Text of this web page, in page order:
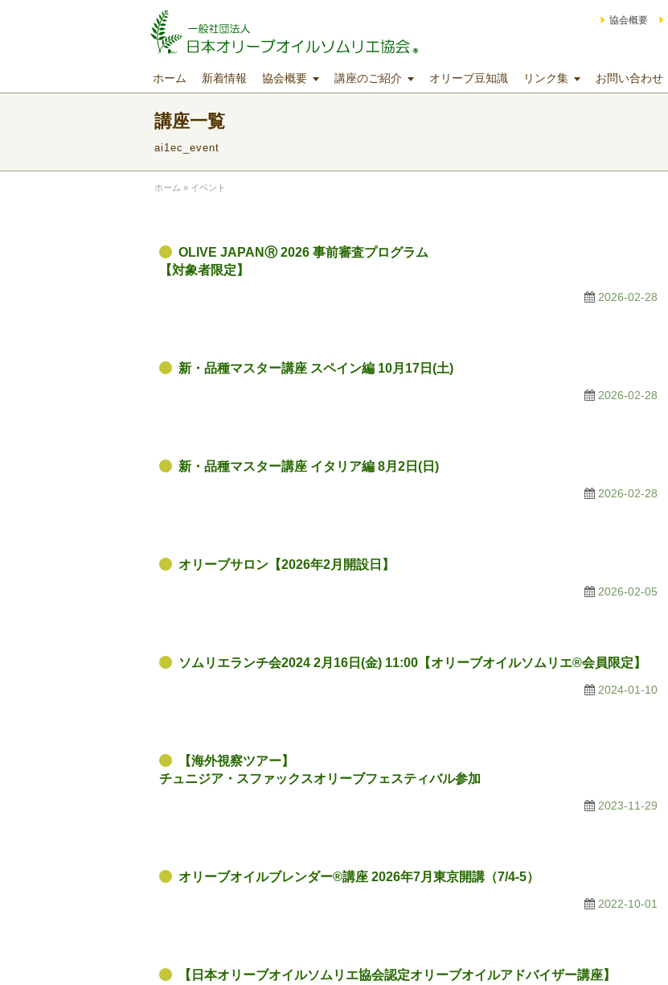
協会概要
ホーム 新着情報 協会概要 講座のご紹介 オリーブ豆知識 リンク集 お問い合わせ
講座一覧
ai1ec_event
ホーム » イベント
OLIVE JAPANⓇ 2026 事前審査プログラム
【対象者限定】
2026-02-28
新・品種マスター講座 スペイン編 10月17日(土)
2026-02-28
新・品種マスター講座 イタリア編 8月2日(日)
2026-02-28
オリーブサロン【2026年2月開設日】
2026-02-05
ソムリエランチ会2024 2月16日(金) 11:00【オリーブオイルソムリエ®会員限定】
2024-01-10
【海外視察ツアー】
チュニジア・スファックスオリーブフェスティバル参加
2023-11-29
オリーブオイルブレンダー®講座 2026年7月東京開講（7/4-5）
2022-10-01
【日本オリーブオイルソムリエ協会認定オリーブオイルアドバイザー講座】